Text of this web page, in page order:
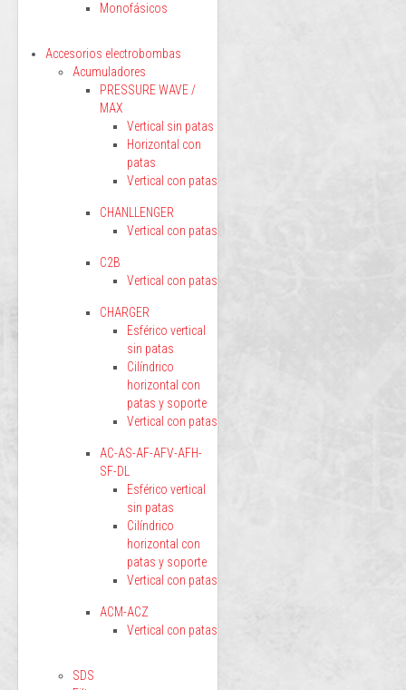
Monofásicos
Accesorios electrobombas
Acumuladores
PRESSURE WAVE /
MAX
Vertical sin patas
Horizontal con
patas
Vertical con patas
CHANLLENGER
Vertical con patas
C2B
Vertical con patas
CHARGER
Esférico vertical
sin patas
Cilíndrico
horizontal con
patas y soporte
Vertical con patas
AC-AS-AF-AFV-AFH-
SF-DL
Esférico vertical
sin patas
Cilíndrico
horizontal con
patas y soporte
Vertical con patas
ACM-ACZ
Vertical con patas
SDS